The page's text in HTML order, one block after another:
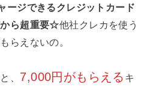
ージできるクレジットカード
から超重要☆他社クレカを使う
らえないの。
、 7,000円がもらえる キ